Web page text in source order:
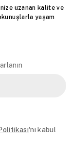
uzanan kalite ve
yaşam
'nı kabul